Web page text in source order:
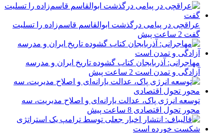
عراقچی در پیامی درگذشت ابوالقاسم قاسم‌زاده را تسلیت
گفت 2 ساعت پیش
مهاجرانی: آذربایجان کتاب گشوده تاریخ ایران و مدرسه
آزادگی و تمدن است 2 ساعت پیش
توسعه انرژی پاک، عدالت یارانه‌ای و اصلاح مدیریت، سه
محور تحول اقتصادی 8 ساعت پیش